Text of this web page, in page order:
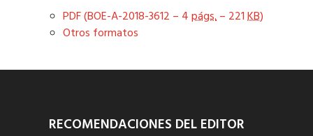
PDF (BOE-A-2018-3612 – 4págs.– 221KB)
Otros formatos
RECOMENDACIONES DEL EDITOR